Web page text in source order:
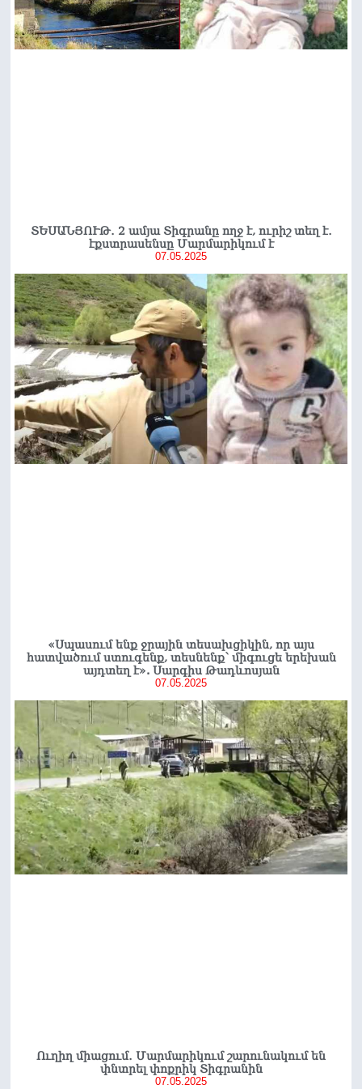
ՏԵՍԱՆՅՈՒԹ․ 2 ամյա Տիգրանը ողջ է, ուրիշ տեղ է․
էքստրասենսը Մարմարիկում է
07.05.2025
«Սպասում ենք ջրային տեսախցիկին, որ այս
հատվածում ստուգենք, տեսնենք՝ միգուցե երեխան
այդտեղ է». Սարգիս Թադևոսյան
07.05.2025
Ուղիղ միացում․ Մարմարիկում շարունակում են
փնտրել փոքրիկ Տիգրանին
07.05.2025